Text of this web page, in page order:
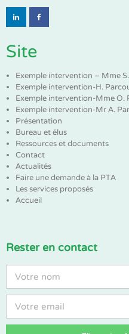
Site
Exemple intervention – Mme
Exemple intervention-H.
Exemple intervention-Mme O.
Exemple intervention-Mr A.
Présentation
Bureau et élus
Ressources et documents
Contact
Actualités
Faire une demande à la PTA
Les services proposés
Accueil
Rester en contact